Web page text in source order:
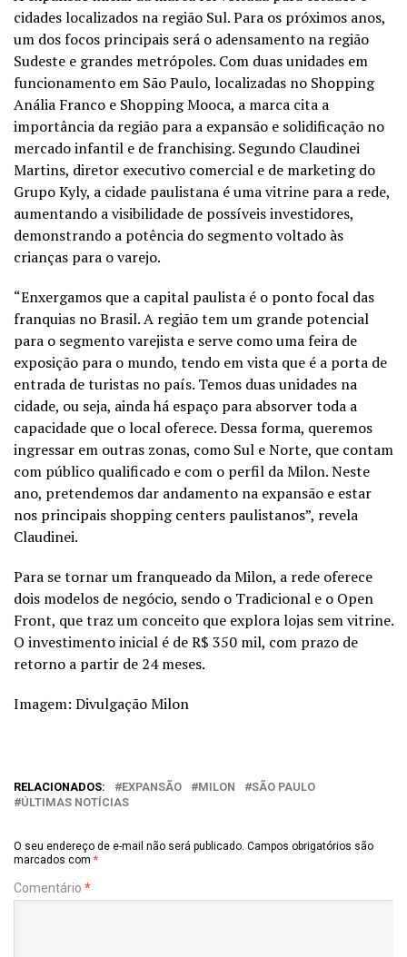
cidades localizados na região Sul. Para os próximos anos,
um dos focos principais será o adensamento na região
Sudeste e grandes metrópoles. Com duas unidades em
funcionamento em São Paulo, localizadas no Shopping
Anália Franco e Shopping Mooca, a marca cita a
importância da região para a expansão e solidificação no
mercado infantil e de franchising. Segundo Claudinei
Martins, diretor executivo comercial e de marketing do
Grupo Kyly, a cidade paulistana é uma vitrine para a rede,
aumentando a visibilidade de possíveis investidores,
demonstrando a potência do segmento voltado às
crianças para o varejo.
“Enxergamos que a capital paulista é o ponto focal das
franquias no Brasil. A região tem um grande potencial
para o segmento varejista e serve como uma feira de
exposição para o mundo, tendo em vista que é a porta de
entrada de turistas no país. Temos duas unidades na
cidade, ou seja, ainda há espaço para absorver toda a
capacidade que o local oferece. Dessa forma, queremos
ingressar em outras zonas, como Sul e Norte, que contam
com público qualificado e com o perfil da Milon. Neste
ano, pretendemos dar andamento na expansão e estar
nos principais shopping centers paulistanos”, revela
Claudinei.
Para se tornar um franqueado da Milon, a rede oferece
dois modelos de negócio, sendo o Tradicional e o Open
Front, que traz um conceito que explora lojas sem vitrine.
O investimento inicial é de R$ 350 mil, com prazo de
retorno a partir de 24 meses.
Imagem: Divulgação Milon
RELACIONADOS: EXPANSÃO MILON
SÃO PAULO
ÚLTIMAS NOTÍCIAS
O seu endereço de e-mail não será publicado. Campos obrigatórios são
marcados com *
Comentário *